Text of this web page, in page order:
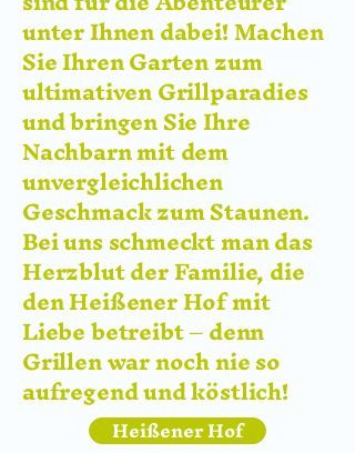
unter Ihnen dabei! Machen
Sie Ihren Garten zum
ultimativen Grillparadies
und bringen Sie Ihre
Nachbarn mit dem
unvergleichlichen
Geschmack zum Staunen.
Bei uns schmeckt man das
Herzblut der Familie, die
den Heißener Hof mit
Liebe betreibt – denn
Grillen war noch nie so
aufregend und köstlich!
Heißener Hof